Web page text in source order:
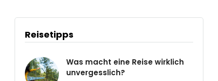
Reisetipps
Was macht eine Reise wirklich
unvergesslich?